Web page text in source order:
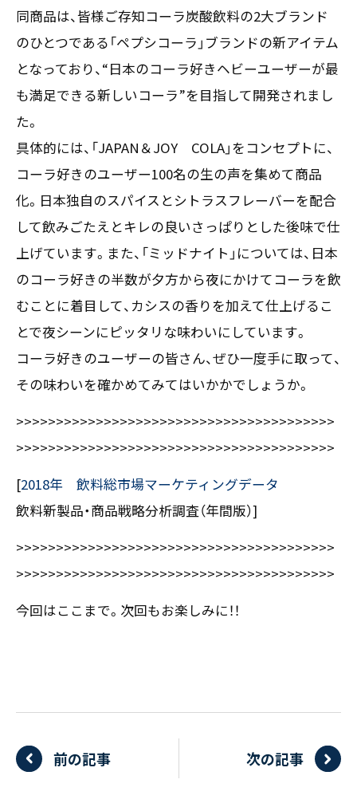
同商品は、皆様ご存知コーラ炭酸飲料の2大ブランド
のひとつである「ペプシコーラ」ブランドの新アイテム
となっており、“日本のコーラ好きヘビーユーザーが最
も満足できる新しいコーラ”を目指して開発されまし
た。
具体的には、「JAPAN＆JOY COLA」をコンセプトに、
コーラ好きのユーザー100名の生の声を集めて商品
化。日本独自のスパイスとシトラスフレーバーを配合
して飲みごたえとキレの良いさっぱりとした後味で仕
上げています。また、「ミッドナイト」については、日本
のコーラ好きの半数が夕方から夜にかけてコーラを飲
むことに着目して、カシスの香りを加えて仕上げるこ
とで夜シーンにピッタリな味わいにしています。
コーラ好きのユーザーの皆さん、ぜひ一度手に取って、
その味わいを確かめてみてはいかかでしょうか。
>>>>>>>>>>>>>>>>>>>>>>>>>>>>>>>>>>>>>>>>
>>>>>>>>>>>>>>>>>>>>>>>>>>>>>>>>>>>>>>>>
[2018年 飲料総市場マーケティングデータ
飲料新製品・商品戦略分析調査（年間版）]
>>>>>>>>>>>>>>>>>>>>>>>>>>>>>>>>>>>>>>>>
>>>>>>>>>>>>>>>>>>>>>>>>>>>>>>>>>>>>>>>>
今回はここまで。次回もお楽しみに！！
前の記事 次の記事